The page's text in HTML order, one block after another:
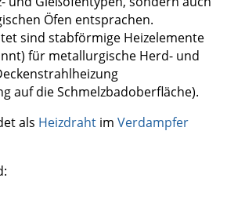
Öfen entsprachen.
sind stabförmige Heizelemente
für metallurgische Herd- und
auf die Schmelzbadoberfläche).
als Heizdraht im Verdampfer